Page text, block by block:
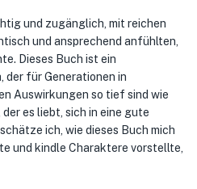
und zugänglich, mit reichen
und ansprechend anfühlten,
Dieses Buch ist ein
der für Generationen in
Auswirkungen so tief sind wie
es liebt, sich in eine gute
ich, wie dieses Buch mich
und kindle Charaktere vorstellte,